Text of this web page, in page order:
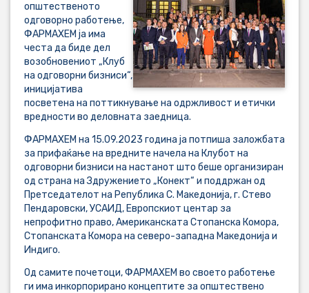
општественото
одговорно работење,
ФАРМАХЕМ ја има
честа да биде дел
возобновениот „Клуб
на одговорни бизниси“,
иницијатива
посветена на поттикнување на одржливост и етички
вредности во деловната заедница.
ФАРМАХЕМ на 15.09.2023 година ја потпиша заложбата
за прифаќање на вредните начела на Клубот на
одговорни бизниси на настанот што беше организиран
од страна на Здружението „Конект“ и поддржан од
Претседателот на Република С. Македонија, г. Стево
Пендаровски, УСАИД, Европскиот центар за
непрофитно право, Американската Стопанска Комора,
Стопанската Комора на северо-западна Македонија и
Индиго.
Од самите почетоци, ФАРМАХЕМ во своето работење
ги има инкорпорирано концептите за општествено